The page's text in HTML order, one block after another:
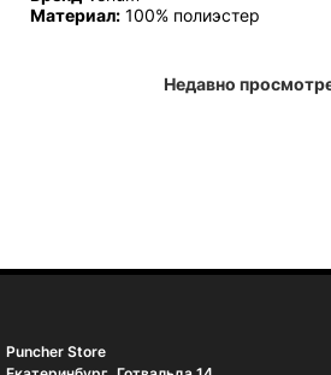
Материал: 100% полиэстер
Недавно
Puncher Store